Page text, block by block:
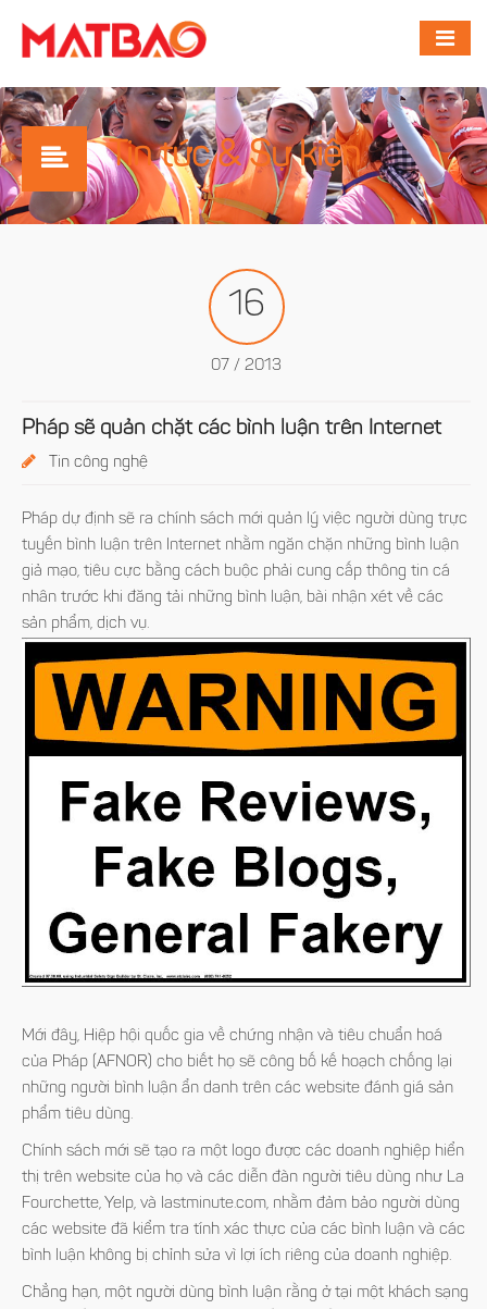
Tin tức & Sự kiện
16
07 / 2013
Pháp sẽ quản chặt các bình luận trên Internet
Tin công nghệ
Pháp dự định sẽ ra chính sách mới quản lý việc người dùng trực
tuyến bình luận trên Internet nhằm ngăn chặn những bình luận
giả mạo, tiêu cực bằng cách buộc phải cung cấp thông tin cá
nhân trước khi đăng tải những bình luận, bài nhận xét về các
sản phẩm, dịch vụ.
Mới đây, Hiệp hội quốc gia về chứng nhận và tiêu chuẩn hoá
của Pháp (AFNOR) cho biết họ sẽ công bố kế hoạch chống lại
những người bình luận ẩn danh trên các website đánh giá sản
phẩm tiêu dùng.
Chính sách mới sẽ tạo ra một logo được các doanh nghiệp hiển
thị trên website của họ và các diễn đàn người tiêu dùng như La
Fourchette, Yelp, và lastminute.com, nhằm đảm bảo người dùng
các website đã kiểm tra tính xác thực của các bình luận và các
bình luận không bị chỉnh sửa vì lợi ích riêng của doanh nghiệp.
Chẳng hạn, một người dùng bình luận rằng ở tại một khách sạng